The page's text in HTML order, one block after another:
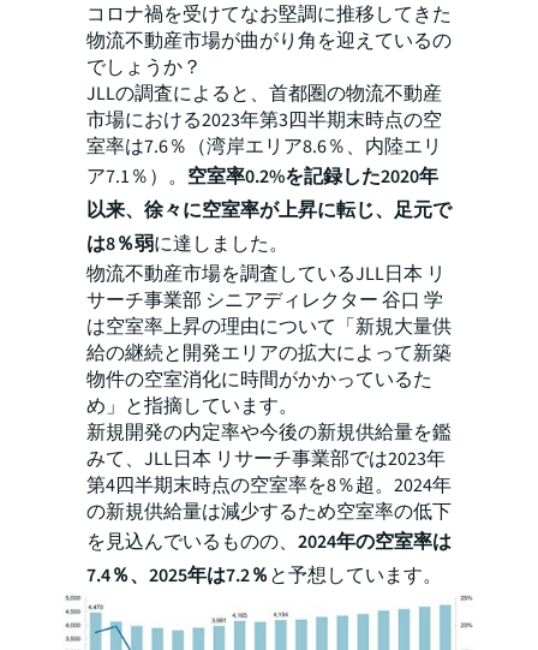
コロナ禍を受けてなお堅調に推移してきた
物流不動産市場が曲がり角を迎えているの
でしょうか？
JLLの調査によると、首都圏の物流不動産
市場における2023年第3四半期末時点の空
室率は7.6％（湾岸エリア8.6％、内陸エリ
ア7.1％）。 空室率0.2%を記録した2020年
以来、徐々に空室率が上昇に転じ、足元で
は8％弱に達しました。
物流不動産市場を調査しているJLL日本 リ
サーチ事業部 シニアディレクター 谷口 学
は空室率上昇の理由について「新規大量供
給の継続と開発エリアの拡大によって新築
物件の空室消化に時間がかかっているた
め」と指摘しています。
新規開発の内定率や今後の新規供給量を鑑
みて、JLL日本 リサーチ事業部では2023年
第4四半期末時点の空室率を8％超。2024年
の新規供給量は減少するため空室率の低下
を見込んでいるものの、 2024年の空室率は
7.4％、2025年は7.2％と予想しています。